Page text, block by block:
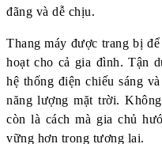
đãng và dễ chịu.
Thang máy được trang bị
hoạt cho cả gia đình. Tận
hệ thống điện chiếu sáng
năng lượng mặt trời.
còn là cách mà gia chủ
vững hơn trong tương lai.